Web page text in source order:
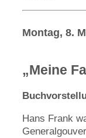
Montag, 8.
„Meine
Hans Frank